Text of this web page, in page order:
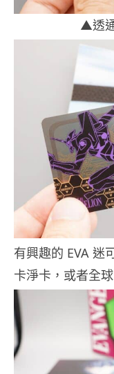
▲透
有興趣的 EVA 迷
卡淨卡，或者全